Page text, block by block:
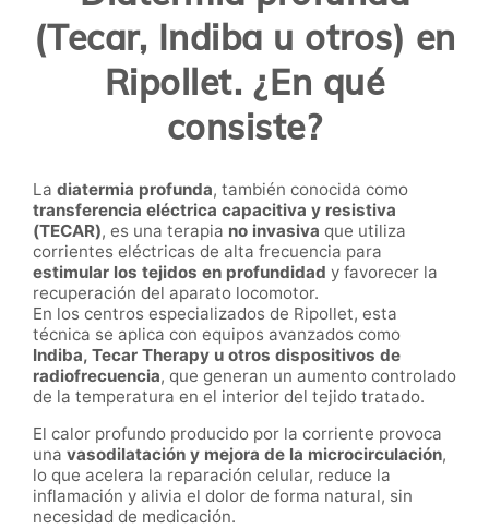
(Tecar, Indiba u otros) en
Ripollet. ¿En qué
consiste?
La diatermia profunda, también conocida como
transferencia eléctrica capacitiva y resistiva
(TECAR), es una terapia no invasiva que utiliza
corrientes eléctricas de alta frecuencia para
estimular los tejidos en profundidad y favorecer la
recuperación del aparato locomotor.
En los centros especializados de Ripollet, esta
técnica se aplica con equipos avanzados como
Indiba, Tecar Therapy u otros dispositivos de
radiofrecuencia, que generan un aumento controlado
de la temperatura en el interior del tejido tratado.
El calor profundo producido por la corriente provoca
una vasodilatación y mejora de la microcirculación,
lo que acelera la reparación celular, reduce la
inflamación y alivia el dolor de forma natural, sin
necesidad de medicación.